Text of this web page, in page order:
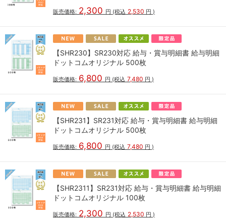
販売価格: 2,300 円 (税込 2,530 円 )
【SHR230】SR230対応 給与・賞与明細書 給与明細
ドットコムオリジナル 500枚
販売価格: 6,800 円 (税込 7,480 円 )
【SHR231】SR231対応 給与・賞与明細書 給与明細
ドットコムオリジナル 500枚
販売価格: 6,800 円 (税込 7,480 円 )
【SHR2311】SR231対応 給与・賞与明細書 給与明細
ドットコムオリジナル 100枚
販売価格: 2,300 円 (税込 2,530 円 )